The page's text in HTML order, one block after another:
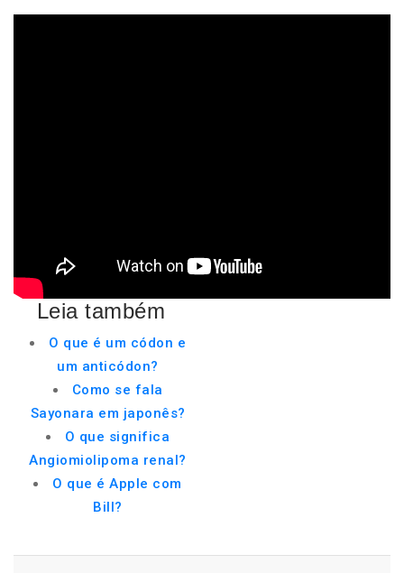
Leia também
O que é um códon e
um anticódon?
Como se fala
Sayonara em japonês?
O que significa
Angiomiolipoma renal?
O que é Apple com
Bill?